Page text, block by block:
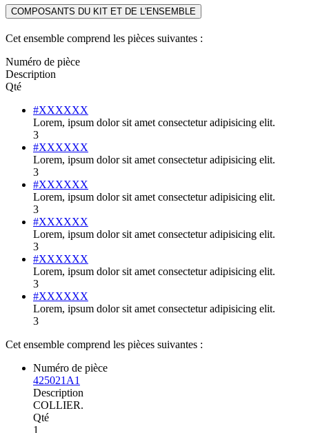
COMPOSANTS DU KIT ET DE L'ENSEMBLE
Cet ensemble comprend les pièces suivantes :
Numéro de pièce
Description
Qté
#XXXXXX
Lorem, ipsum dolor sit amet consectetur adipisicing elit.
3
#XXXXXX
Lorem, ipsum dolor sit amet consectetur adipisicing elit.
3
#XXXXXX
Lorem, ipsum dolor sit amet consectetur adipisicing elit.
3
#XXXXXX
Lorem, ipsum dolor sit amet consectetur adipisicing elit.
3
#XXXXXX
Lorem, ipsum dolor sit amet consectetur adipisicing elit.
3
#XXXXXX
Lorem, ipsum dolor sit amet consectetur adipisicing elit.
3
Cet ensemble comprend les pièces suivantes :
Numéro de pièce
425021A1
Description
COLLIER.
Qté
1